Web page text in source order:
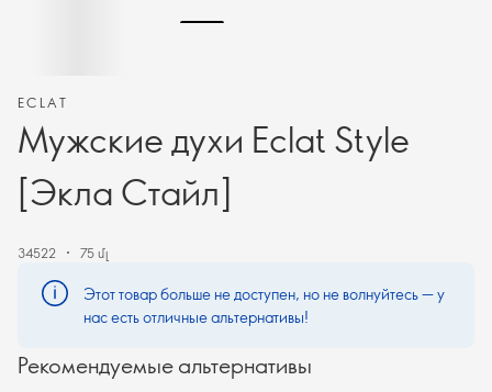
ECLAT
Мужские духи Eclat Style
[Экла Стайл]
34522 75 մլ
Этот товар больше не доступен, но не волнуйтесь — у
нас есть отличные альтернативы!
Рекомендуемые альтернативы